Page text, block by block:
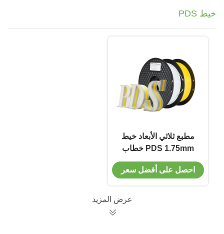
خيط PDS
مطبع ثلاثي الأبعاد خيط
PDS 1.75mm خطاب
إعلاني خارجي
احصل على أفضل سعر
عرض المزيد